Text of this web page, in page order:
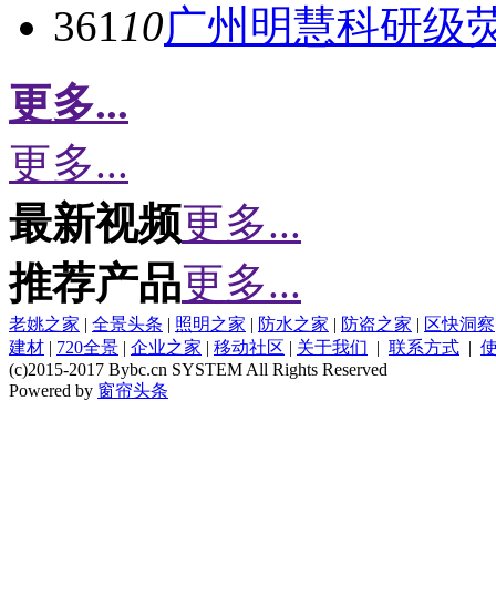
36110广州明慧科研级
更多...
更多...
最新视频更多...
推荐产品更多...
老姚之家 | 全景头条 | 照明之家 | 防水之家 | 防盗之家 | 区快洞察
建材 | 720全景 | 企业之家 | 移动社区 | 关于我们 | 联系方式 |
(c)2015-2017 Bybc.cn SYSTEM All Rights Reserved
Powered by 窗帘头条